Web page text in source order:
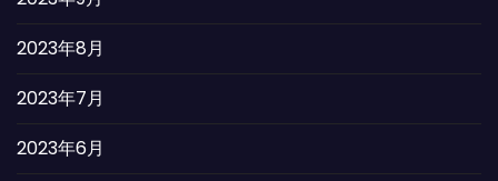
2023年8月
2023年7月
2023年6月